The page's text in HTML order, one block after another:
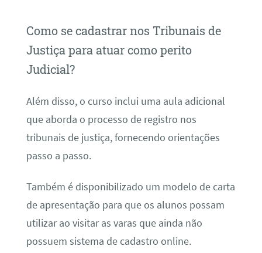
Como se cadastrar nos Tribunais de
Justiça para atuar como perito
Judicial?
Além disso, o curso inclui uma aula adicional
que aborda o processo de registro nos
tribunais de justiça, fornecendo orientações
passo a passo.
Também é disponibilizado um modelo de carta
de apresentação para que os alunos possam
utilizar ao visitar as varas que ainda não
possuem sistema de cadastro online.